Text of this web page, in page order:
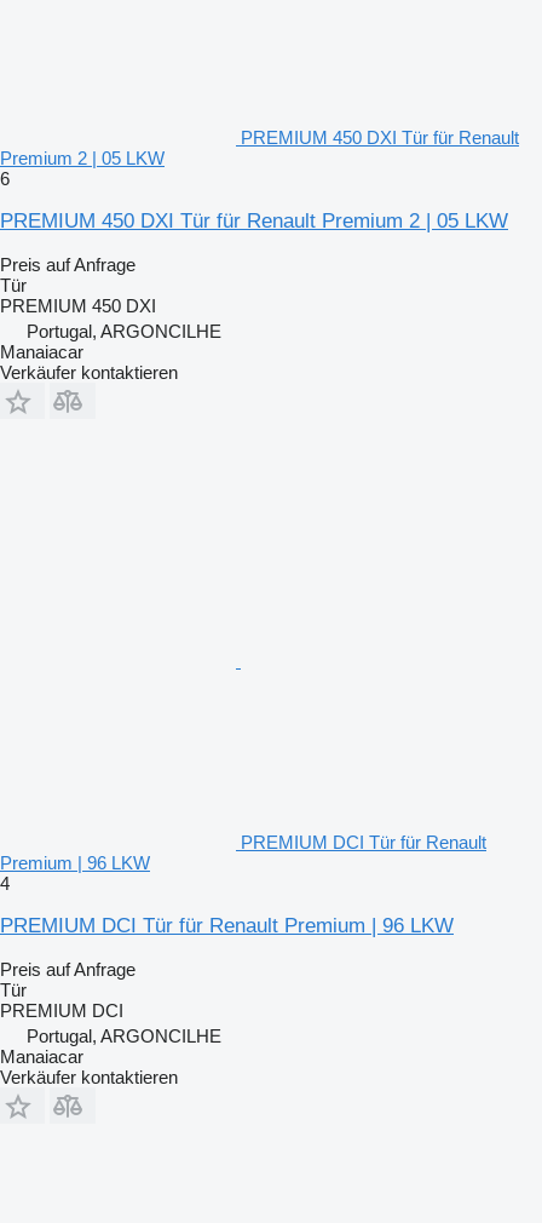
PREMIUM 450 DXI Tür für Renault
Premium 2 | 05 LKW
6
PREMIUM 450 DXI Tür für Renault Premium 2 | 05 LKW
Preis auf Anfrage
Tür
PREMIUM 450 DXI
Portugal, ARGONCILHE
Manaiacar
Verkäufer kontaktieren
PREMIUM DCI Tür für Renault
Premium | 96 LKW
4
PREMIUM DCI Tür für Renault Premium | 96 LKW
Preis auf Anfrage
Tür
PREMIUM DCI
Portugal, ARGONCILHE
Manaiacar
Verkäufer kontaktieren